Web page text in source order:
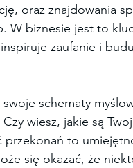
oraz znajdowania
W biznesie jest to
zaufanie i
swoje schematy
wiesz, jakie są
przekonań to
się okazać, że